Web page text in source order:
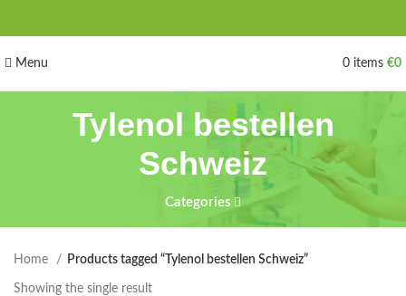
Menu 0 items €0
Tylenol bestellen
Schweiz
Categories
Home Products tagged “Tylenol bestellen Schweiz”
Showing the single result